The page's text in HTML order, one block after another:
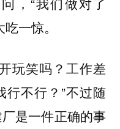
一惊。
玩笑吗？工作差
行不行？”不过随
是一件正确的事